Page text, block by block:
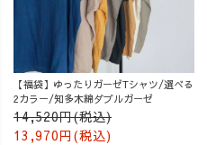
【福袋】ゆったりガーゼTシャツ/選べる
2カラー/知多木綿ダブルガーゼ
14,520円(税込)
13,970円(税込)